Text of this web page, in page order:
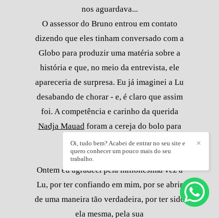
nos aguardava...
O assessor do Bruno entrou em contato
dizendo que eles tinham conversado com a
Globo para produzir uma matéria sobre a
história e que, no meio da entrevista, ele
apareceria de surpresa. Eu já imaginei a Lu
desabando de chorar - e, é claro que assim
foi. A competência e carinho da querida
Nadja Mauad foram a cereja do bolo para
coroar a vitória da Lu.
Ontem eu agradeci pela milionésima vez a
Lu, por ter confiando em mim, por se abrir
de uma maneira tão verdadeira, por ter sido
ela mesma, pela sua
✕
Oi, tudo bem? Acabei de entrar no seu site e
quero conhecer um pouco mais do seu
trabalho.